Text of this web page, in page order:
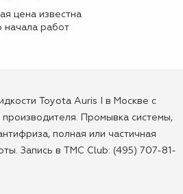
цена известна
начала работ
Toyota Auris I в Москве с
Промывка системы,
полная или частичная
Запись в TMC Club: (495) 707-81-